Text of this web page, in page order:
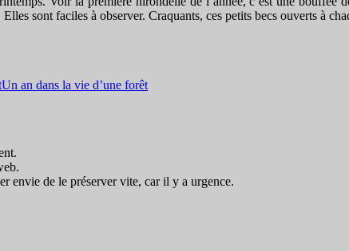
sont faciles à observer. Craquants, ces petits becs ouverts à
Un an dans la vie d’une forêt
envie de le préserver vite, car il y a urgence.